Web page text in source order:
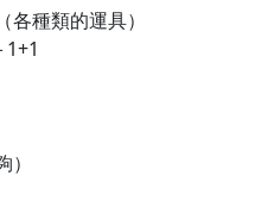
種類的運具）